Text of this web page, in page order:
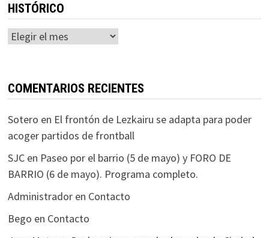
HISTÓRICO
Histórico
COMENTARIOS RECIENTES
Sotero en El frontón de Lezkairu se adapta para poder
acoger partidos de frontball
SJCen Paseo por el barrio (5 de mayo) y FORO DE
BARRIO (6 de mayo). Programa completo.
Administradoren Contacto
Bego en Contacto